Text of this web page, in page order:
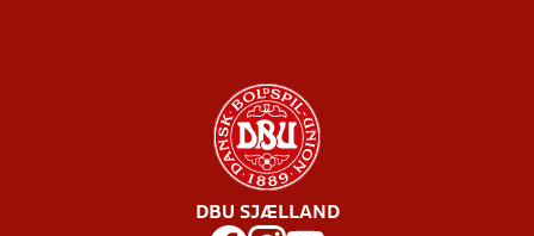
DBU SJÆLLAND